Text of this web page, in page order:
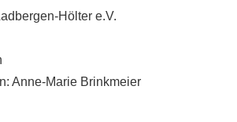
Höl­ter e.V.
Anne-Marie Brinkmeier